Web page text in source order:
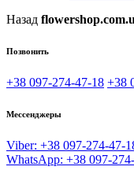
Назад
Позвонить
+38 097-274-47-18 +38
Мессенджеры
Viber: +38 097-274-47-
WhatsApp: +38 097-